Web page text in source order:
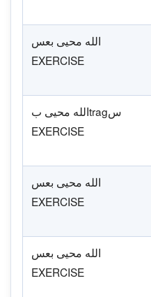
الله محيى بعس
EXERCISE
الله محيى بtragس
EXERCISE
الله محيى بعس
EXERCISE
الله محيى بعس
EXERCISE